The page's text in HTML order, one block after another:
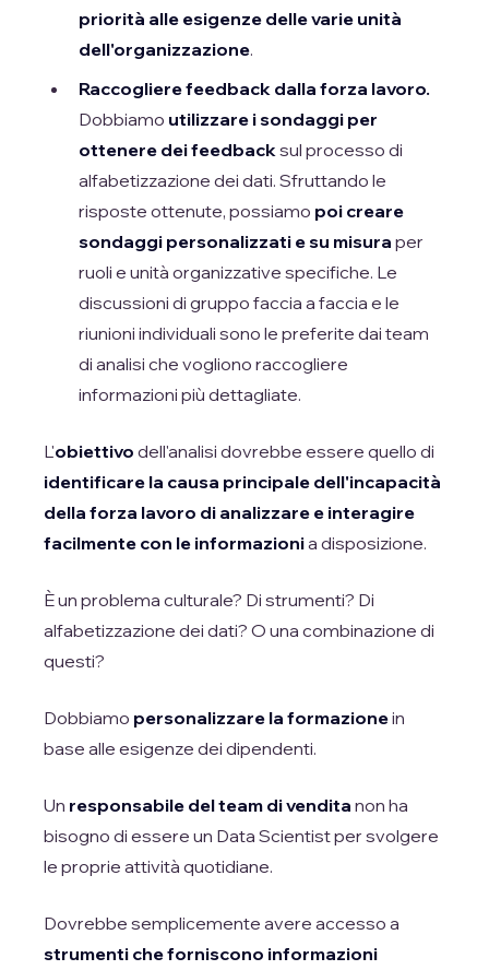
priorità alle esigenze delle varie unità
dell'organizzazione.
Raccogliere feedback dalla forza lavoro.
Dobbiamo utilizzare i sondaggi per
ottenere dei feedback sul processo di
alfabetizzazione dei dati. Sfruttando le
risposte ottenute, possiamo poi creare
sondaggi personalizzati e su misura per
ruoli e unità organizzative specifiche. Le
discussioni di gruppo faccia a faccia e le
riunioni individuali sono le preferite dai team
di analisi che vogliono raccogliere
informazioni più dettagliate.
L'obiettivo dell'analisi dovrebbe essere quello di
identificare la causa principale dell'incapacità
della forza lavoro di analizzare e interagire
facilmente con le informazionia disposizione.
È un problema culturale? Di strumenti? Di
alfabetizzazione dei dati? O una combinazione di
questi?
Dobbiamo personalizzare la formazionein
base alle esigenze dei dipendenti.
Un responsabile del team di vendita non ha
bisogno di essere un Data Scientist per svolgere
le proprie attività quotidiane.
Dovrebbe semplicemente avere accesso a
strumenti che forniscono informazioni